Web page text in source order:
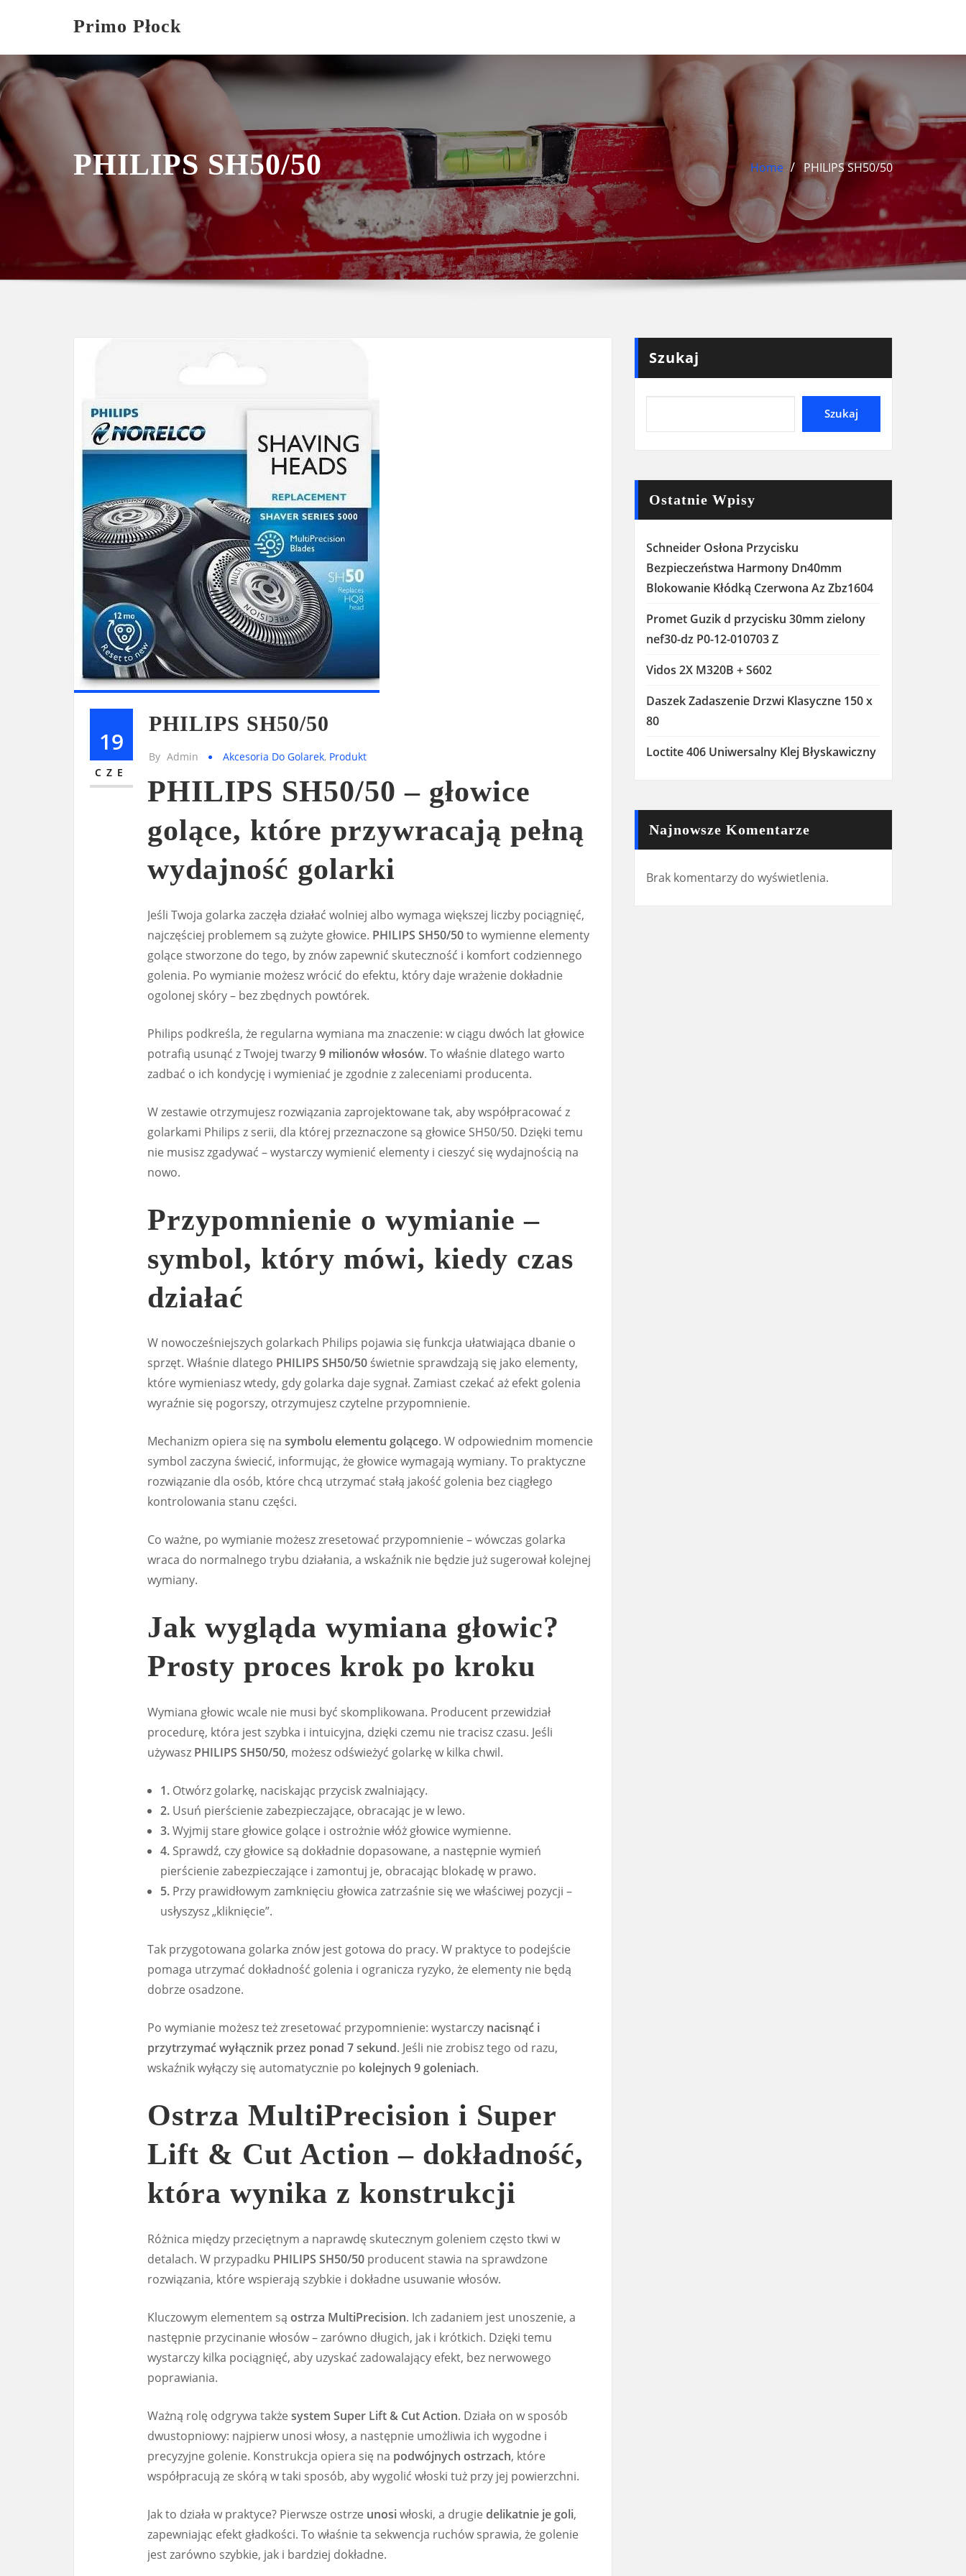
Primo Płock
PHILIPS SH50/50 Home PHILIPS SH50/50
19
CZE
PHILIPS SH50/50
By Admin Akcesoria Do Golarek, Produkt
PHILIPS SH50/50 – głowice
golące, które przywracają pełną
wydajność golarki
Jeśli Twoja golarka zaczęła działać wolniej albo wymaga większej liczby pociągnięć,
najczęściej problemem są zużyte głowice. PHILIPS SH50/50to wymienne elementy
golące stworzone do tego, by znów zapewnić skuteczność i komfort codziennego
golenia. Po wymianie możesz wrócić do efektu, który daje wrażenie dokładnie
ogolonej skóry – bez zbędnych powtórek.
Philips podkreśla, że regularna wymiana ma znaczenie: w ciągu dwóch lat głowice
potrafią usunąć z Twojej twarzy9 milionów włosów. To właśnie dlatego warto
zadbać o ich kondycję i wymieniać je zgodnie z zaleceniami producenta.
W zestawie otrzymujesz rozwiązania zaprojektowane tak, aby współpracować z
golarkami Philips z serii, dla której przeznaczone są głowice SH50/50. Dzięki temu
nie musisz zgadywać – wystarczy wymienić elementy i cieszyć się wydajnością na
nowo.
Przypomnienie o wymianie –
symbol, który mówi, kiedy czas
działać
W nowocześniejszych golarkach Philips pojawia się funkcja ułatwiająca dbanie o
sprzęt. Właśnie dlatego PHILIPS SH50/50 świetnie sprawdzają się jako elementy,
które wymieniasz wtedy, gdy golarka daje sygnał. Zamiast czekać aż efekt golenia
wyraźnie się pogorszy, otrzymujesz czytelne przypomnienie.
Mechanizm opiera się na symbolu elementu golącego. W odpowiednim momencie
symbol zaczyna świecić, informując, że głowice wymagają wymiany. To praktyczne
rozwiązanie dla osób, które chcą utrzymać stałą jakość golenia bez ciągłego
kontrolowania stanu części.
Co ważne, po wymianie możesz zresetować przypomnienie – wówczas golarka
wraca do normalnego trybu działania, a wskaźnik nie będzie już sugerował kolejnej
wymiany.
Jak wygląda wymiana głowic?
Prosty proces krok po kroku
Wymiana głowic wcale nie musi być skomplikowana. Producent przewidział
procedurę, która jest szybka i intuicyjna, dzięki czemu nie tracisz czasu. Jeśli
używasz PHILIPS SH50/50, możesz odświeżyć golarkę w kilka chwil.
1. Otwórz golarkę, naciskając przycisk zwalniający.
2. Usuń pierścienie zabezpieczające, obracając je w lewo.
3.Wyjmij stare głowice golące i ostrożnie włóż głowice wymienne.
4. Sprawdź, czy głowice są dokładnie dopasowane, a następnie wymień
pierścienie zabezpieczające i zamontuj je, obracając blokadę w prawo.
5. Przy prawidłowym zamknięciu głowica zatrzaśnie się we właściwej pozycji –
usłyszysz „kliknięcie”.
Tak przygotowana golarka znów jest gotowa do pracy. W praktyce to podejście
pomaga utrzymać dokładność golenia i ogranicza ryzyko, że elementy nie będą
dobrze osadzone.
Po wymianie możesz też zresetować przypomnienie: wystarczy nacisnąć i
przytrzymać wyłącznik przez ponad 7 sekund. Jeśli nie zrobisz tego od razu,
wskaźnik wyłączy się automatycznie po kolejnych 9 goleniach.
Ostrza MultiPrecision i Super
Lift & Cut Action – dokładność,
która wynika z konstrukcji
Różnica między przeciętnym a naprawdę skutecznym goleniem często tkwi w
detalach. W przypadku PHILIPS SH50/50 producent stawia na sprawdzone
rozwiązania, które wspierają szybkie i dokładne usuwanie włosów.
Kluczowym elementem są ostrza MultiPrecision. Ich zadaniem jest unoszenie, a
następnie przycinanie włosów – zarówno długich, jak i krótkich. Dzięki temu
wystarczy kilka pociągnięć, aby uzyskać zadowalający efekt, bez nerwowego
poprawiania.
Ważną rolę odgrywa także system Super Lift & Cut Action. Działa on w sposób
dwustopniowy: najpierw unosi włosy, a następnie umożliwia ich wygodne i
precyzyjne golenie. Konstrukcja opiera się na podwójnych ostrzach, które
współpracują ze skórą w taki sposób, aby wygolić włoski tuż przy jej powierzchni.
Jak to działa w praktyce? Pierwsze ostrze unosiwłoski, a drugie delikatnie je goli,
zapewniając efekt gładkości. To właśnie ta sekwencja ruchów sprawia, że golenie
jest zarówno szybkie, jak i bardziej dokładne.
Szukaj
Szukaj
Ostatnie Wpisy
Schneider Osłona Przycisku
Bezpieczeństwa Harmony Dn40mm
Blokowanie Kłódką Czerwona Az Zbz1604
Promet Guzik d przycisku 30mm zielony
nef30-dz P0-12-010703 Z
Vidos 2X M320B + S602
Daszek Zadaszenie Drzwi Klasyczne 150 x
80
Loctite 406 Uniwersalny Klej Błyskawiczny
Najnowsze Komentarze
Brak komentarzy do wyświetlenia.